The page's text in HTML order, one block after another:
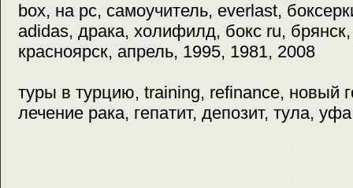
box, на pc, самоучитель, everlast,
adidas, драка, холифилд, бокс ru,
красноярск, апрель, 1995, 1981, 2008
туры в турцию, training, refinance, новый
лечение рака, гепатит, депозит, тула,